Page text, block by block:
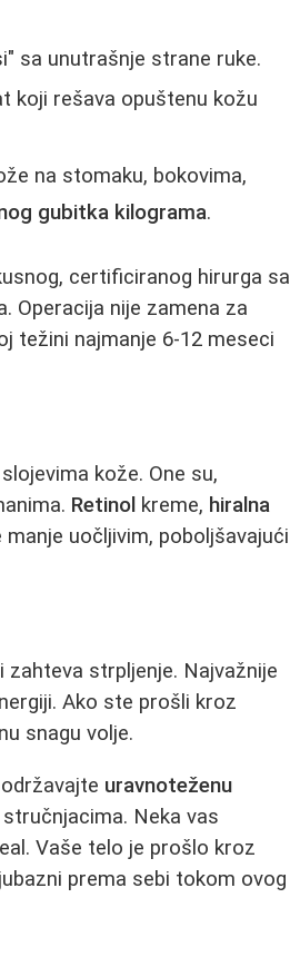
sa unutrašnje strane ruke.
koji rešava opuštenu kožu
na stomaku, bokovima,
gubitka kilograma.
certificiranog hirurga sa
Operacija nije zamena za
težini najmanje 6-12 meseci
kože. One su,
Retinol kremе, hiralna
manje uočljivim, poboljšavajući
strpljenje. Najvažnije
Ako ste prošli kroz
snagu volje.
uravnoteženu
Neka vas
Vaše telo je prošlo kroz
prema sebi tokom ovog